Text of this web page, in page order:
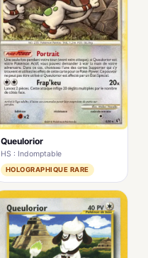
Queulorior
HS : Indomptable
HOLOGRAPHIQUE RARE